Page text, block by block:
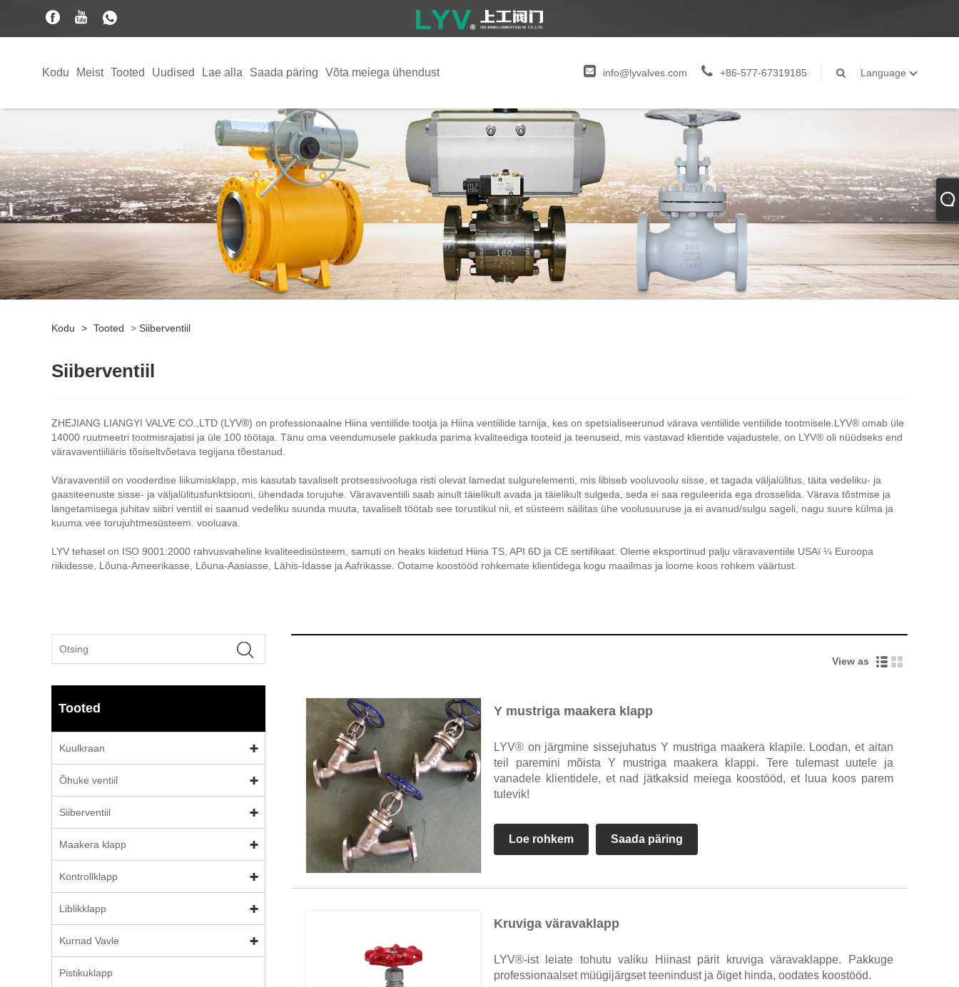
Kodu Meist Tooted Uudised Lae alla Saada päring Võta meiega ühendust info@lyvalves.com +86-577-67319185 Language
Kodu > Tooted > Siiberventiil
Siiberventiil
ZHEJIANG LIANGYI VALVE CO.,LTD (LYV®) on professionaalne Hiina ventiilide tootja ja Hiina ventiilide tarnija, kes on spetsialiseerunud värava ventiilide ventiilide tootmisele.LYV® omab üle
14000 ruutmeetri tootmisrajatisi ja üle 100 töötaja. Tänu oma veendumusele pakkuda parima kvaliteediga tooteid ja teenuseid, mis vastavad klientide vajadustele, on LYV® oli nüüdseks end
väravaventiiliäris tõsiseltvõetava tegijana tõestanud.
Väravaventiil on vooderdise liikumisklapp, mis kasutab tavaliselt protsessivooluga risti olevat lamedat sulgurelementi, mis libiseb vooluvoolu sisse, et tagada väljalülitus, täita vedeliku- ja
gaasiteenuste sisse- ja väljalülitusfunktsiooni, ühendada torujuhe. Väravaventiili saab ainult täielikult avada ja täielikult sulgeda, seda ei saa reguleerida ega drosselida. Värava tõstmise ja
langetamisega juhitav siibri ventiil ei saanud vedeliku suunda muuta, tavaliselt töötab see torustikul nii, et süsteem säilitas ühe voolusuuruse ja ei avanud/sulgu sageli, nagu suure külma ja
kuuma vee torujuhtmesüsteem. vooluava.
LYV tehasel on ISO 9001:2000 rahvusvaheline kvaliteedisüsteem, samuti on heaks kiidetud Hiina TS, API 6D ja CE sertifikaat. Oleme eksportinud palju väravaventiile USAï ¼ Euroopa
riikidesse, Lõuna-Ameerikasse, Lõuna-Aasiasse, Lähis-Idasse ja Aafrikasse. Ootame koostööd rohkemate klientidega kogu maailmas ja loome koos rohkem väärtust.
Tooted
Kuulkraan
Õhuke ventiil
Siiberventiil
Maakera klapp
Kontrollklapp
Liblikklapp
Kurnad Vavle
Pistikuklapp
View as
Y mustriga maakera klapp
LYV® on järgmine sissejuhatus Y mustriga maakera klapile. Loodan, et aitan
teil paremini mõista Y mustriga maakera klappi. Tere tulemast uutele ja
vanadele klientidele, et nad jätkaksid meiega koostööd, et luua koos parem
tulevik!
Loe rohkem Saada päring
Kruviga väravaklapp
LYV®-ist leiate tohutu valiku Hiinast pärit kruviga väravaklappe. Pakkuge
professionaalset müügijärgset teenindust ja õiget hinda, oodates koostööd.